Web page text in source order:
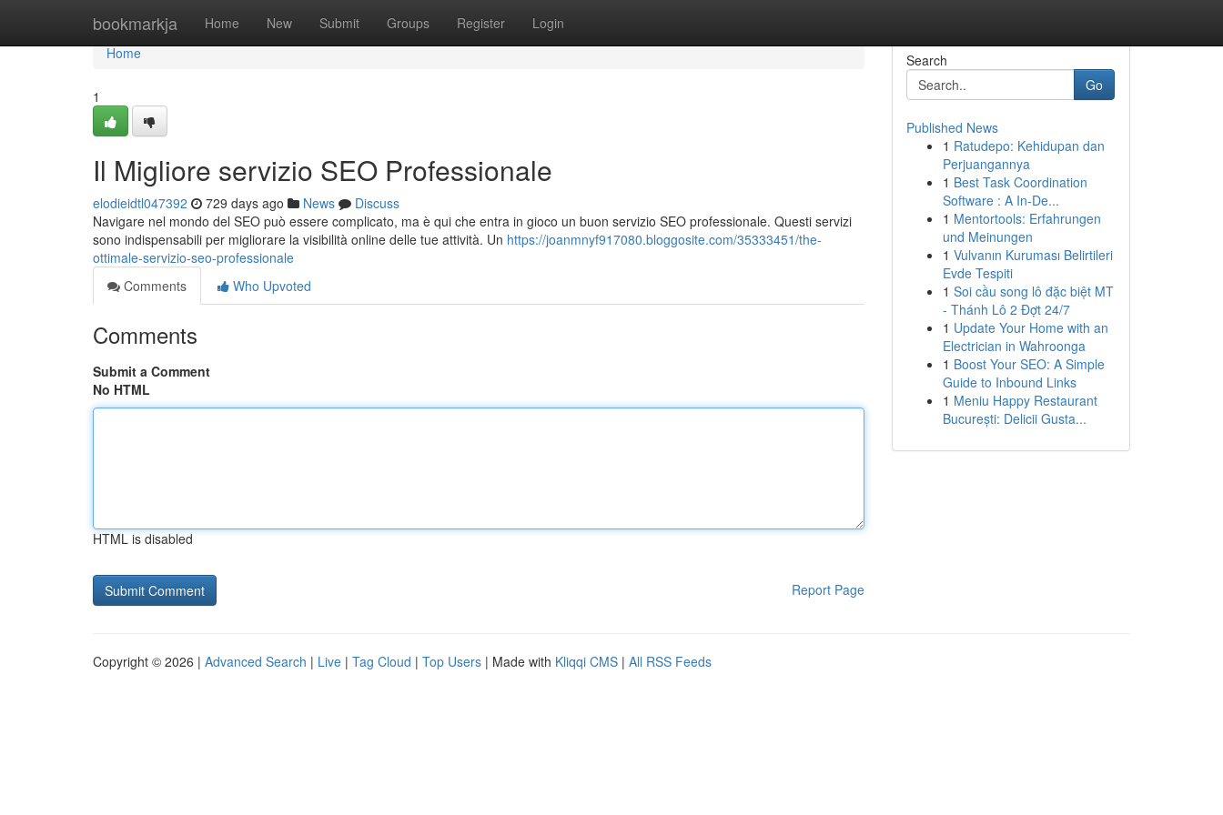
bookmarkja Home New Submit Groups Register Login
Home
Home
1
Il Migliore servizio SEO Professionale
elodieidtl047392 729 days ago News
Discuss
Navigare nel mondo del SEO può essere complicato, ma è qui che entra in gioco un buon servizio SEO professionale. Questi servizi
sono indispensabili per migliorare la visibilità online delle tue attività. Un https://joanmnyf917080.bloggosite.com/35333451/the-
ottimale-servizio-seo-professionale
Comments
Who Upvoted
Comments
Submit a Comment
No HTML
HTML is disabled
Report Page
Search
Go
Published News
1 Ratudepo: Kehidupan dan
Perjuangannya
1 Best Task Coordination
Software : A In-De...
1 Mentortools: Erfahrungen
und Meinungen
1 Vulvanın Kuruması Belirtileri
Evde Tespiti
1 Soi cầu song lô đặc biệt MT
- Thánh Lô 2 Đợt 24/7
1 Update Your Home with an
Electrician in Wahroonga
1 Boost Your SEO: A Simple
Guide to Inbound Links
1 Meniu Happy Restaurant
București: Delicii Gusta...
Copyright © 2026 | Advanced Search | Live | Tag Cloud | Top Users | Made with Kliqqi CMS | All RSS Feeds